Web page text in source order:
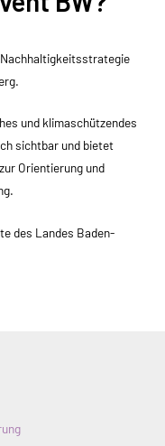
und klimaschützendes
sichtbar und bietet
Orientierung und
des Landes Baden-